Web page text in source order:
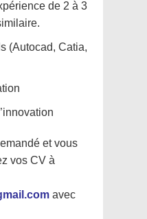
de 2 à 3
(Autocad, Catia,
et vous
vos CV à
avec